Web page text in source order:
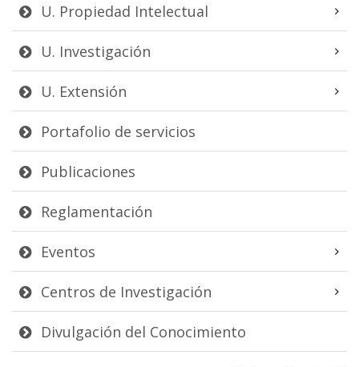
U. Propiedad Intelectual
U. Investigación
U. Extensión
Portafolio de servicios
Publicaciones
Reglamentación
Eventos
Centros de Investigación
Divulgación del Conocimiento